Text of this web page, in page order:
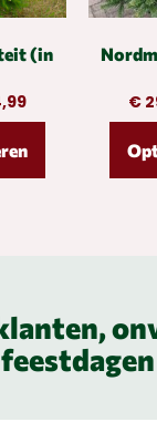
(in
€
feestdagen